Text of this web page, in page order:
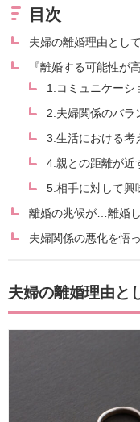
目次
夫婦の離婚理由とし
『離婚する可能性が
1.コミュニケーシ
2.夫婦関係のバラ
3.生活における考
4.親との距離が近
5.相手に対して興
離婚の兆候が…離婚
夫婦関係の悪化を悟
夫婦の離婚理由と